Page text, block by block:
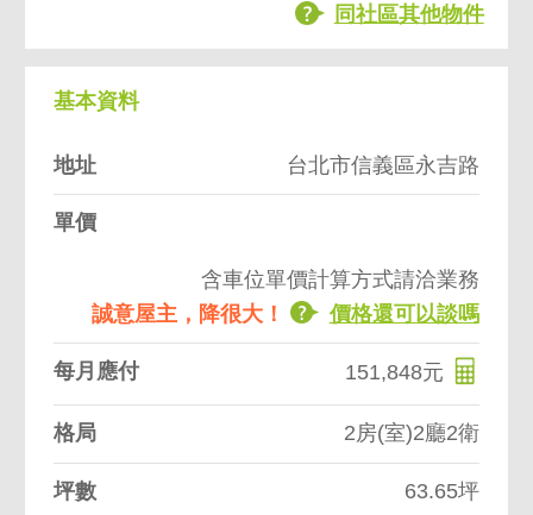
同社區其他物件
基本資料
地址 台北市信義區永吉路
單價
含車位單價計算方式請洽業務
誠意屋主，降很大！
價格還可以談嗎
每月應付 151,848元
格局 2房(室)2廳2衛
坪數 63.65坪